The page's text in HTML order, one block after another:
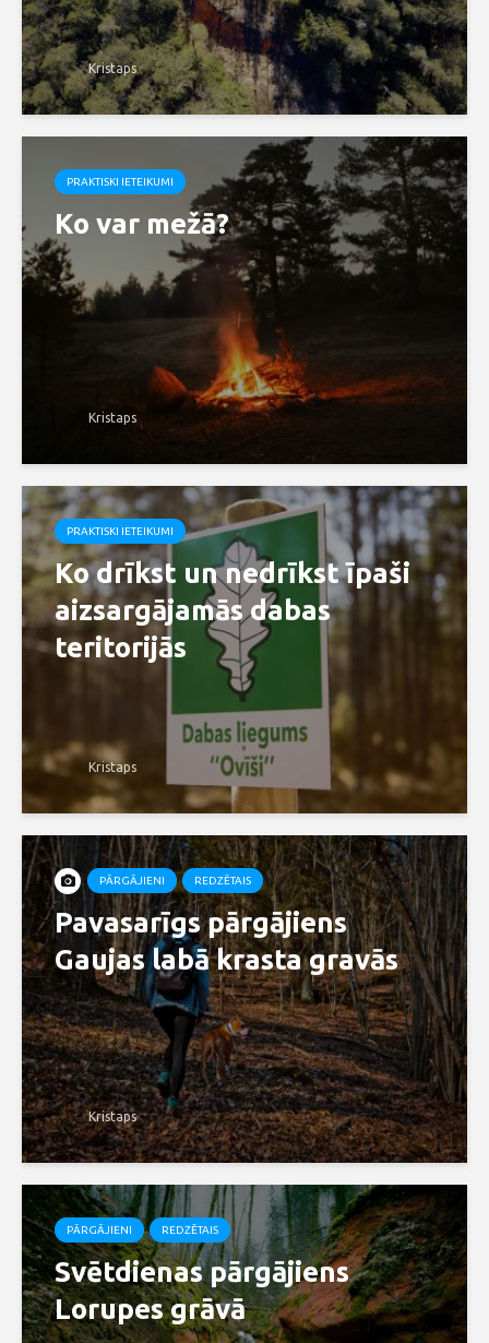
Kristaps
PRAKTISKI IETEIKUMI
Ko var mežā?
Kristaps
PRAKTISKI IETEIKUMI
Ko drīkst un nedrīkst īpaši
aizsargājamās dabas
teritorijās
Kristaps
PĀRGĀJIENI REDZĒTAIS
Pavasarīgs pārgājiens
Gaujas labā krasta gravās
Kristaps
PĀRGĀJIENI REDZĒTAIS
Svētdienas pārgājiens
Lorupes grāvā